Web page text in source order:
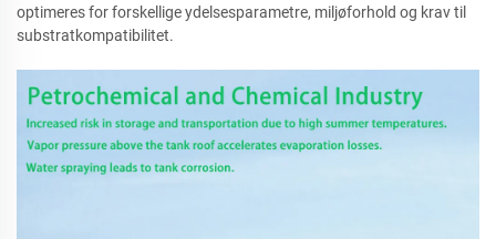
optimeres for forskellige ydelsesparametre, miljøforhold og krav til
substratkompatibilitet.